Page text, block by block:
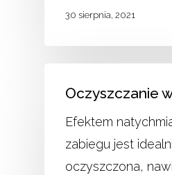
30 sierpnia, 2021
Oczyszczanie
Efektem
zabiegu jest
oczyszczona,